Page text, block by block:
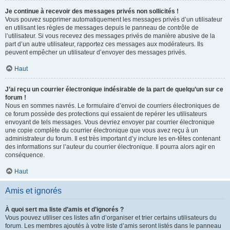
Je continue à recevoir des messages privés non sollicités !
Vous pouvez supprimer automatiquement les messages privés d’un utilisateur
en utilisant les règles de messages depuis le panneau de contrôle de
l’utilisateur. Si vous recevez des messages privés de manière abusive de la
part d’un autre utilisateur, rapportez ces messages aux modérateurs. Ils
peuvent empêcher un utilisateur d’envoyer des messages privés.
Haut
J’ai reçu un courrier électronique indésirable de la part de quelqu’un sur ce
forum !
Nous en sommes navrés. Le formulaire d’envoi de courriers électroniques de
ce forum possède des protections qui essaient de repérer les utilisateurs
envoyant de tels messages. Vous devriez envoyer par courrier électronique
une copie complète du courrier électronique que vous avez reçu à un
administrateur du forum. Il est très important d’y inclure les en-têtes contenant
des informations sur l’auteur du courrier électronique. Il pourra alors agir en
conséquence.
Haut
Amis et ignorés
À quoi sert ma liste d’amis et d’ignorés ?
Vous pouvez utiliser ces listes afin d’organiser et trier certains utilisateurs du
forum. Les membres ajoutés à votre liste d’amis seront listés dans le panneau